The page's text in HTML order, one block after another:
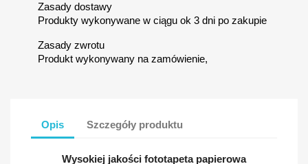
Zasady dostawy
Produkty wykonywane w ciągu ok 3 dni po zakupie
Zasady zwrotu
Produkt wykonywany na zamówienie,
Opis Szczegóły produktu
Wysokiej jakości fototapeta papierowa